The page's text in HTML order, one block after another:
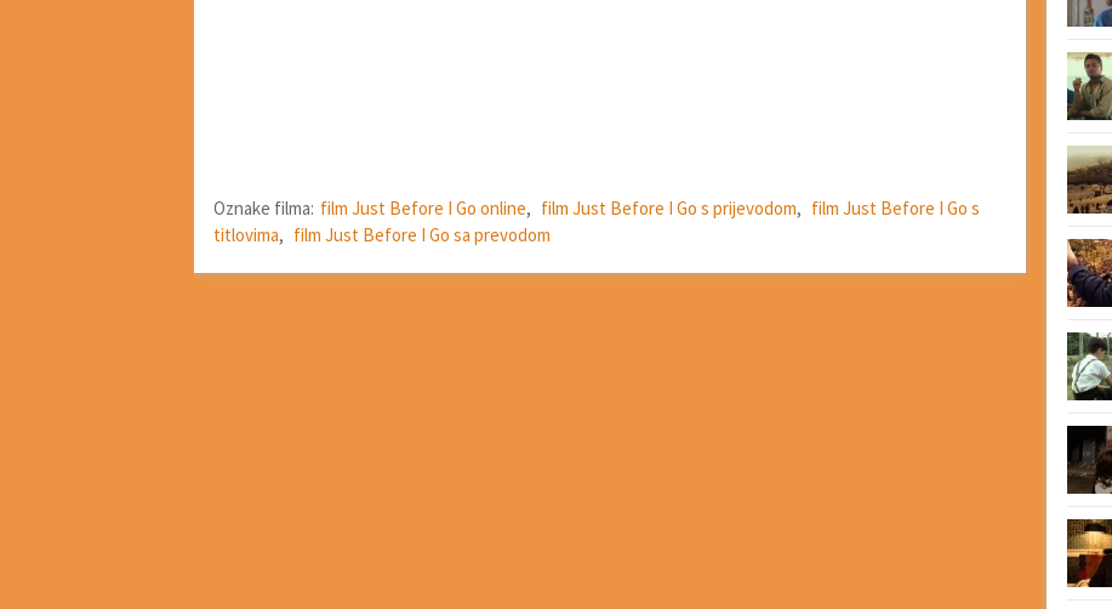
Oznake filma: film Just Before I Go online, film Just Before I Go s prijevodom, film Just Before I Go s
titlovima, film Just Before I Go sa prevodom